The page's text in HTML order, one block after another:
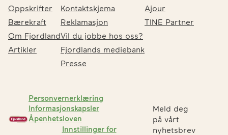
Oppskrifter
Bærekraft
Om Fjordland
Artikler
Kontaktskjema
Reklamasjon
Vil du jobbe hos oss?
Fjordlands mediebank
Presse
Ajour
TINE Partner
Personvernerklæring
Informasjonskapsler
Åpenhetsloven
Innstillinger for
Meld deg
på vårt
nyhetsbrev